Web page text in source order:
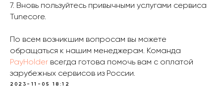
7. Вновь пользуйтесь привычными услугами сервиса
Tunecore.
По всем возникшим вопросам вы можете
обращаться к нашим менеджерам. Команда
PayHolder всегда готова помочь вам с оплатой
зарубежных сервисов из России.
2023-11-05 18:12